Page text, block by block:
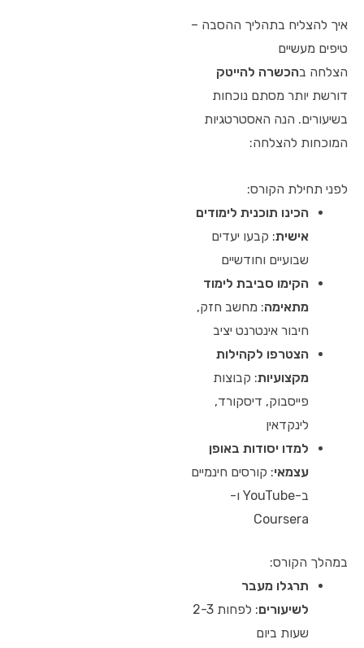
איך להצליח בתהליך ההסבה –
טיפים מעשיים
הצלחה בהכשרה להייטק
דורשת יותר מסתם נוכחות
בשיעורים. הנה האסטרטגיות
המוכחות להצלחה:
לפני תחילת הקורס:
הכינו תוכנית לימודים
אישית: קבעו יעדים
שבועיים וחודשיים
הקימו סביבת לימוד
מתאימה: מחשב חזק,
חיבור אינטרנט יציב
הצטרפו לקהילות
מקצועיות: קבוצות
פייסבוק, דיסקורד,
לינקדאין
למדו יסודות באופן
עצמאי: קורסים חינמיים
ב-YouTube ו-
Coursera
במהלך הקורס:
תרגלו מעבר
לשיעורים
: לפחות 2-3
שעות ביום